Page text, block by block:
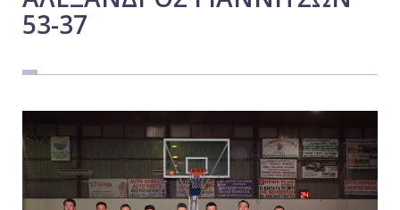
53-37
Τοπικά
Αγροτικά
Οικονομία
Πολιτική